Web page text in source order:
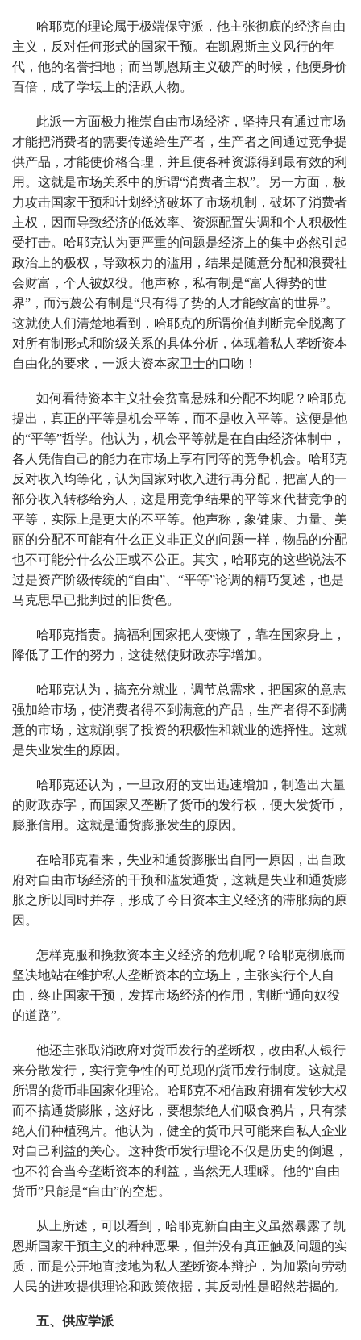
哈耶克的理论属于极端保守派，他主张彻底的经济自由
主义，反对任何形式的国家干预。在凯恩斯主义风行的年
代，他的名誉扫地；而当凯恩斯主义破产的时候，他便身价
百倍，成了学坛上的活跃人物。
此派一方面极力推崇自由市场经济，坚持只有通过市场
才能把消费者的需要传递给生产者，生产者之间通过竞争提
供产品，才能使价格合理，并且使各种资源得到最有效的利
用。这就是市场关系中的所谓“消费者主权”。另一方面，极
力攻击国家干预和计划经济破坏了市场机制，破坏了消费者
主权，因而导致经济的低效率、资源配置失调和个人积极性
受打击。哈耶克认为更严重的问题是经济上的集中必然引起
政治上的极权，导致权力的滥用，结果是随意分配和浪费社
会财富，个人被奴役。他声称，私有制是“富人得势的世
界”，而污蔑公有制是“只有得了势的人才能致富的世界”。
这就使人们清楚地看到，哈耶克的所谓价值判断完全脱离了
对所有制形式和阶级关系的具体分析，体现着私人垄断资本
自由化的要求，一派大资本家卫士的口吻！
如何看待资本主义社会贫富悬殊和分配不均呢？哈耶克
提出，真正的平等是机会平等，而不是收入平等。这便是他
的“平等”哲学。他认为，机会平等就是在自由经济体制中，
各人凭借自己的能力在市场上享有同等的竞争机会。哈耶克
反对收入均等化，认为国家对收入进行再分配，把富人的一
部分收入转移给穷人，这是用竞争结果的平等来代替竞争的
平等，实际上是更大的不平等。他声称，象健康、力量、美
丽的分配不可能有什么正义非正义的问题一样，物品的分配
也不可能分什么公正或不公正。其实，哈耶克的这些说法不
过是资产阶级传统的“自由”、“平等”论调的精巧复述，也是
马克思早已批判过的旧货色。
哈耶克指责。搞福利国家把人变懒了，靠在国家身上，
降低了工作的努力，这徒然使财政赤字增加。
哈耶克认为，搞充分就业，调节总需求，把国家的意志
强加给市场，使消费者得不到满意的产品，生产者得不到满
意的市场，这就削弱了投资的积极性和就业的选择性。这就
是失业发生的原因。
哈耶克还认为，一旦政府的支出迅速增加，制造出大量
的财政赤字，而国家又垄断了货币的发行权，便大发货币，
膨胀信用。这就是通货膨胀发生的原因。
在哈耶克看来，失业和通货膨胀出自同一原因，出自政
府对自由市场经济的干预和滥发通货，这就是失业和通货膨
胀之所以同时并存，形成了今日资本主义经济的滞胀病的原
因。
怎样克服和挽救资本主义经济的危机呢？哈耶克彻底而
坚决地站在维护私人垄断资本的立场上，主张实行个人自
由，终止国家干预，发挥市场经济的作用，割断“通向奴役
的道路”。
他还主张取消政府对货币发行的垄断权，改由私人银行
来分散发行，实行竞争性的可兑现的货币发行制度。这就是
所谓的货币非国家化理论。哈耶克不相信政府拥有发钞大权
而不搞通货膨胀，这好比，要想禁绝人们吸食鸦片，只有禁
绝人们种植鸦片。他认为，健全的货币只可能来自私人企业
对自己利益的关心。这种货币发行理论不仅是历史的倒退，
也不符合当今垄断资本的利益，当然无人理睬。他的“自由
货币”只能是“自由”的空想。
从上所述，可以看到，哈耶克新自由主义虽然暴露了凯
恩斯国家干预主义的种种恶果，但并没有真正触及问题的实
质，而是公开地直接地为私人垄断资本辩护，为加紧向劳动
人民的进攻提供理论和政策依据，其反动性是昭然若揭的。
五、供应学派